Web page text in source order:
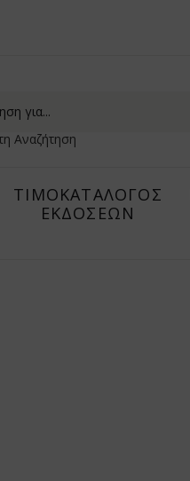
Αναζήτηση
ΤΙΜΟΚΑΤΑΛΟΓΟΣ
ΕΚΔΟΣΕΩΝ